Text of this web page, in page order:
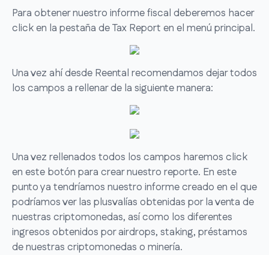
Para obtener nuestro informe fiscal deberemos hacer
click en la pestaña de Tax Report en el menú principal.
Una vez ahí desde Reental recomendamos dejar todos
los campos a rellenar de la siguiente manera:
Una vez rellenados todos los campos haremos click
en este botón para crear nuestro reporte. En este
punto ya tendríamos nuestro informe creado en el que
podríamos ver las plusvalías obtenidas por la venta de
nuestras criptomonedas, así como los diferentes
ingresos obtenidos por airdrops, staking, préstamos
de nuestras criptomonedas o minería.